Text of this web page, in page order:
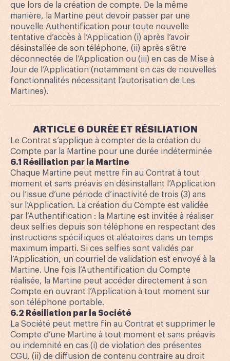
que lors de la création de compte. De la même
manière, la Martine peut devoir passer par une
nouvelle Authentification pour toute nouvelle
tentative d’accès à l’Application (i) après l’avoir
désinstallée de son téléphone, (ii) après s’être
déconnectée de l’Application ou (iii) en cas de Mise à
Jour de l’Application (notamment en cas de nouvelles
fonctionnalités nécessitant l’autorisation de Les
Martines).
ARTICLE 6 DURÉE ET RÉSILIATION
Le Contrat s’applique à compter de la création du
Compte par la Martine pour une durée indéterminée
6.1 Résiliation par la Martine
Chaque Martine peut mettre fin au Contrat à tout
moment et sans préavis en désinstallant l’Application
ou l’issue d’une période d’inactivité de trois (3) ans
sur l’Application. La création du Compte est validée
par l’Authentification : la Martine est invitée à réaliser
deux selfies depuis son téléphone en respectant des
instructions spécifiques et aléatoires dans un temps
maximum imparti. Si ces selfies sont validés par
l’Application, un courriel de validation est envoyé à la
Martine. Une fois l’Authentification du Compte
réalisée, la Martine peut accéder directement à son
Compte en ouvrant l’Application à tout moment sur
son téléphone portable.
6.2 Résiliation par la Société
La Société peut mettre fin au Contrat et supprimer le
Compte d’une Martine à tout moment et sans préavis
ou indemnité en cas (i) de violation des présentes
CGU, (ii) de diffusion de contenu contraire au droit